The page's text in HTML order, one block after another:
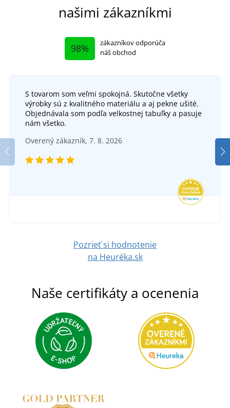
našimi zákazníkmi
98%
zákazníkov odporúča
náš obchod
S tovarom som veľmi spokojná. Skutočne všetky
výrobky sú z kvalitného materiálu a aj pekne ušité.
Objednávala som podľa velkostnej tabuľky a pasuje
nám všetko.
Overený zákazník, 7. 8. 2026
Pozrieť si hodnotenie
na Heuréka.sk
Naše certifikáty a ocenenia